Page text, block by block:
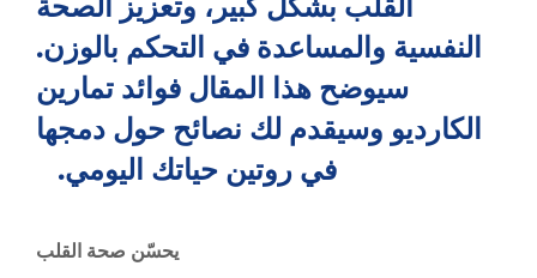
النفسية والمساعدة في التحكم بالوزن.
سيوضح هذا المقال فوائد تمارين
الكارديو وسيقدم لك نصائح حول دمجها
في روتين حياتك اليومي.
يحسّن صحة القلب